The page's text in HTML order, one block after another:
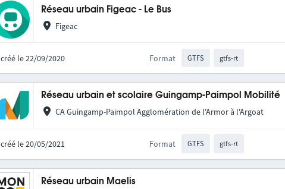
Réseau urbain Figeac - Le Bus
Figeac
créé le 22/09/2020 Format GTFS gtfs-rt
Réseau urbain et scolaire Guingamp-Paimpol Mobilité
CA Guingamp-Paimpol Agglomération de l'Armor à l'Argoat
créé le 20/05/2021 Format GTFS gtfs-rt
Réseau urbain Maelis